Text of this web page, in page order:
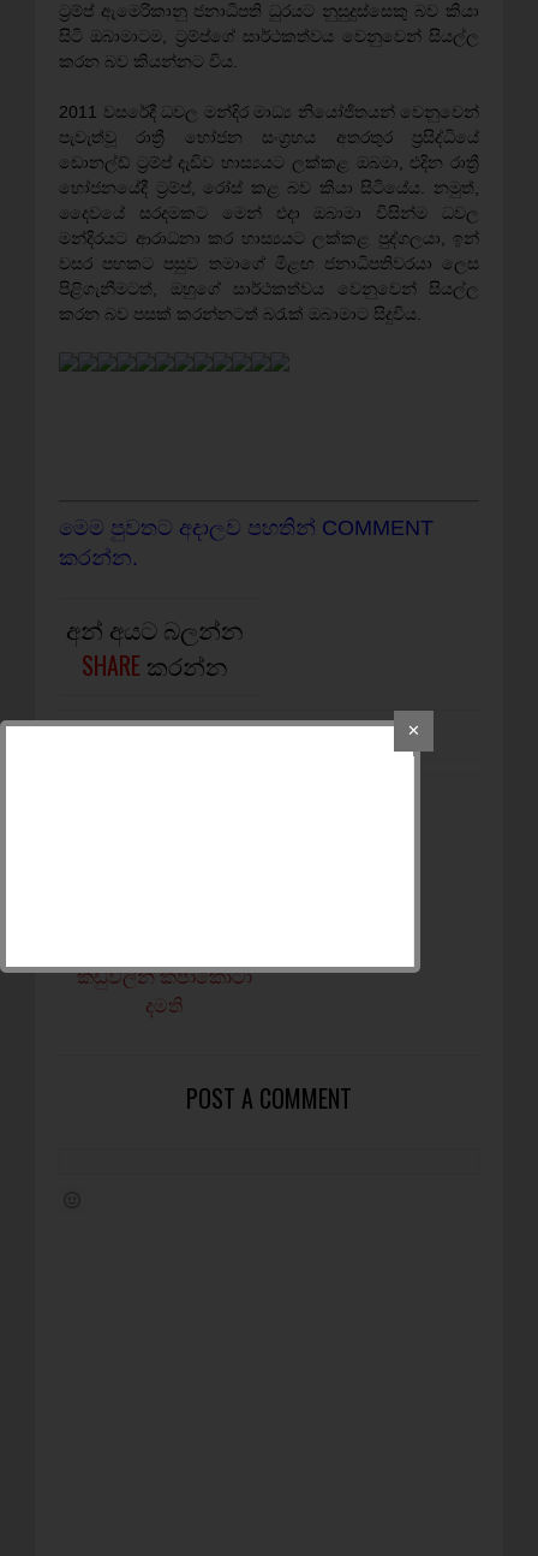
ට්‍රම්ප් ඇමෙරිකානු ජනාධිපති ධුරයට නුසුදුස්සෙකු බව කියා
සිටි ඔබාමාටම, ට්‍රම්ප්ගේ සාර්ථකත්වය වෙනුවෙන් සියල්ල
කරන බව කියන්නට විය.
2011 වසරේදී ධවල මන්දිර මාධ්‍ය නියෝජිතයන් වෙනුවෙන්
පැවැත්වූ රාත්‍රී භෝජන සංග්‍රහය අතරතුර ප්‍රසිද්ධියේ
ඩොනල්ඩ් ට්‍රම්ප් දැඩිව හාස්‍යයට ලක්කළ ඔබමා, එදින රාත්‍රී
භෝජනයේදී ට්‍රම්ප්, රෝස් කළ බව කියා සිටියේය. නමුත්,
දෛවයේ සරදමකට මෙන් එදා ඔබාමා විසින්ම ධවල
මන්දිරයට ආරාධනා කර හාස්‍යයට ලක්කළ පුද්ගලයා, ඉන්
වසර පහකට පසුව තමාගේ මීළඟ ජනාධිපතිවරයා ලෙස
පිළිගැනීමටත්, ඔහුගේ සාර්ථකත්වය වෙනුවෙන් සියල්ල
කරන බව පසක් කරන්නටත් බරැක් ඔබාමාට සිදුවිය.
මෙම පුවතට අදාලව පහතින් COMMENT
කරන්න.
අන් අයට බලන්න
SHARE කරන්න
කඩුවලින් කපාකොටා
දමති
POST A COMMENT
✕